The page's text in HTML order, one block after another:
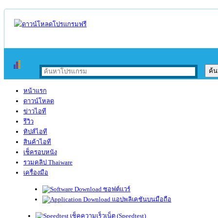
หน้าแรก
ดาวน์โหลด
ข่าวไอที
รีวิว
ทิปส์ไอที
สินค้าไอที
เช็ครอบหนัง
รวมคลิป Thaiware
เครื่องมือ
ซอฟต์แวร์
แอปพลิเคชันบนมือถือ
เช็คความเร็วเน็ต (Speedtest)